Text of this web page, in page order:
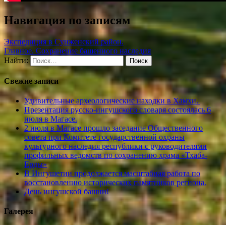
Навигация по записям
Экспедиция в Сунженский район.
Главное. Сохранение башенного наследия
Найти:
Свежие записи
Удивительные археологические находки в Хамхи.
Презентация русско-ингушского словаря состоялась 6
июля в Магасе.
2 июля в Магасе прошло заседание Общественного
совета при Комитете государственной охраны
культурного наследия республики с руководителями
профильных ведомств по сохранению храма «Тхаба-
Ерды»
В Ингушетии продолжается масштабная работа по
восстановлению исторических памятников региона.
День ингушской башни!
Галерея